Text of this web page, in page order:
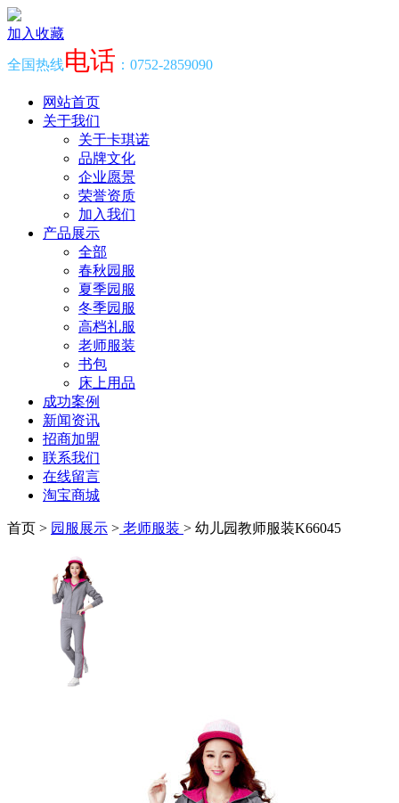
加入收藏
全国热线电话 ：0752-2859090
网站首页
关于我们
关于卡琪诺
品牌文化
企业愿景
荣誉资质
加入我们
产品展示
全部
春秋园服
夏季园服
冬季园服
高档礼服
老师服装
书包
床上用品
成功案例
新闻资讯
招商加盟
联系我们
在线留言
淘宝商城
首页 > 园服展示 > 老师服装 > 幼儿园教师服装K66045